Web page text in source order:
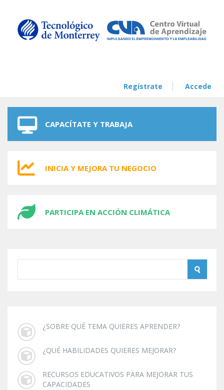
Regístrate Accede
CAPACÍTATE Y TRABAJA
INICIA Y MEJORA TU NEGOCIO
PARTICIPA EN ACCIÓN CLIMÁTICA
¿SOBRE QUÉ TEMA QUIERES APRENDER?
¿QUÉ HABILIDADES QUIERES MEJORAR?
RECURSOS EDUCATIVOS PARA MEJORAR TUS
CAPACIDADES